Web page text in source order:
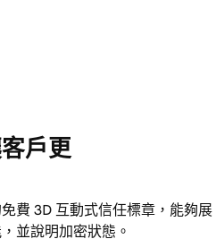
戶更
費 3D 互動式信任標章，能夠展
並說明加密狀態。